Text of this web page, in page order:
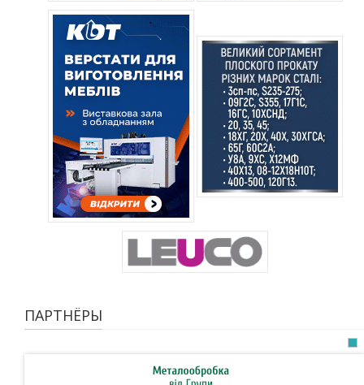
ПАРТНЁРЫ